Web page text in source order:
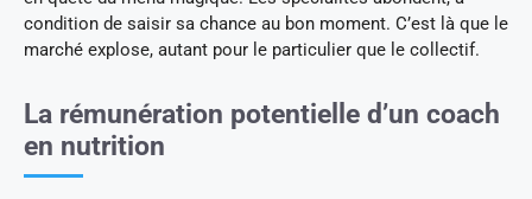
condition de saisir sa chance au bon moment. C’est là que le
marché explose, autant pour le particulier que le collectif.
La rémunération potentielle d’un coach
en nutrition